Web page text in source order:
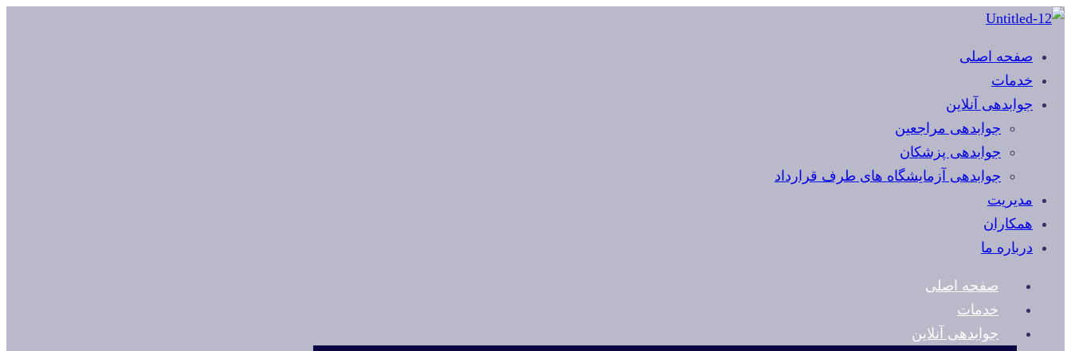
صفحه اصلی
خدمات
جوابدهی آنلاین
جوابدهی مراجعین
جوابدهی پزشکان
جوابدهی آزمایشگاه های طرف قرارداد
مدیریت
همکاران
درباره ما
صفحه اصلی
خدمات
جوابدهی آنلاین